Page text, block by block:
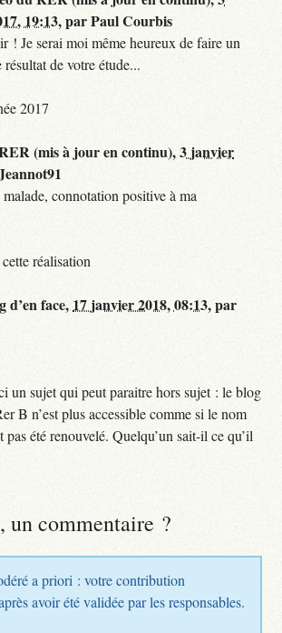
19:13,parPaul Courbis
! Je serai moi même heureux de faire un
résultat de votre étude...
2017
(mis à jour en continu),3 janvier
connotation positive à ma
réalisation
d’en face, 17 janvier 2018, 08:13,par
un sujet qui peut paraitre hors sujet : le blog
B n’est plus accessible comme si le nom
pas été renouvelé. Quelqu’un sait-il ce qu’il
un commentaire ?
a priori : votre contribution
avoir été validée par les responsables.